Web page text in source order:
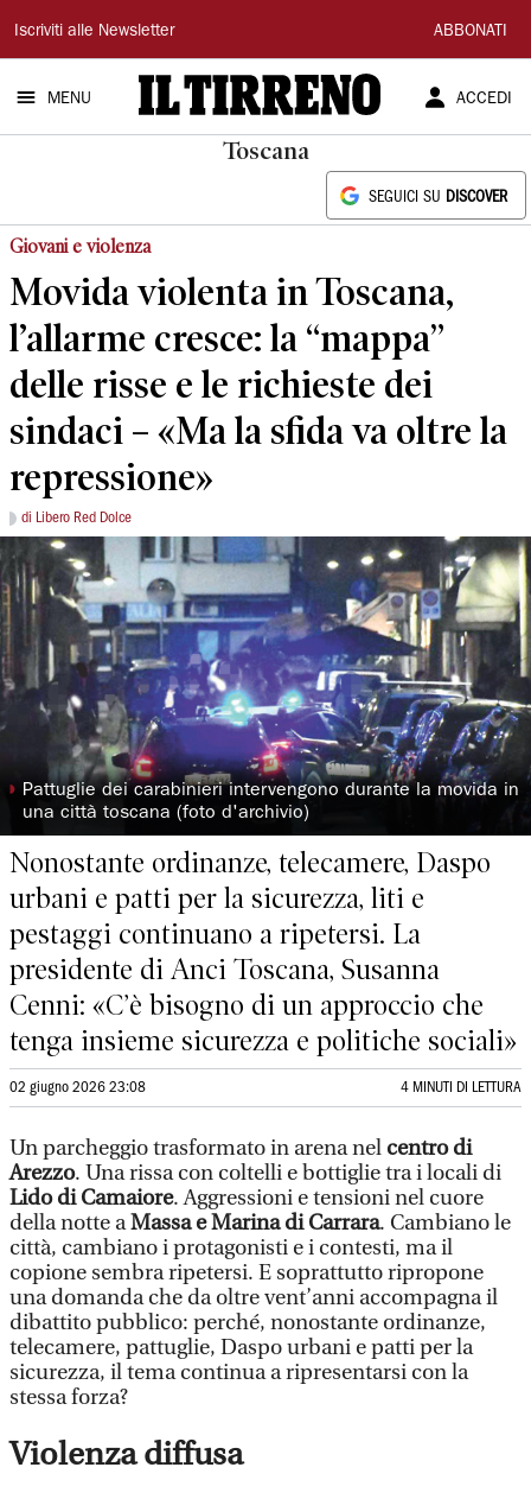
Il
Tirreno
Iscriviti alle Newsletter ABBONATI
MENU ACCEDI
Toscana
SEGUICI SU DISCOVER
Giovani e violenza
Movida violenta in Toscana,
l’allarme cresce: la “mappa”
delle risse e le richieste dei
sindaci – «Ma la sfida va oltre la
repressione»
di Libero Red Dolce
◗ Pattuglie dei carabinieri intervengono durante la movida in
una città toscana (foto d'archivio)
Nonostante ordinanze, telecamere, Daspo
urbani e patti per la sicurezza, liti e
pestaggi continuano a ripetersi. La
presidente di Anci Toscana, Susanna
Cenni: «C’è bisogno di un approccio che
tenga insieme sicurezza e politiche sociali»
02 giugno 2026 23:08 4 MINUTI DI LETTURA
Un parcheggio trasformato in arena nel centro di
Arezzo. Una rissa con coltelli e bottiglie tra i locali di
Lido di Camaiore. Aggressioni e tensioni nel cuore
della notte aMassa e Marina di Carrara. Cambiano le
città, cambiano i protagonisti e i contesti, ma il
copione sembra ripetersi. E soprattutto ripropone
una domanda che da oltre vent’anni accompagna il
dibattito pubblico: perché, nonostante ordinanze,
telecamere, pattuglie, Daspo urbani e patti per la
sicurezza, il tema continua a ripresentarsi con la
stessa forza?
Violenza diffusa